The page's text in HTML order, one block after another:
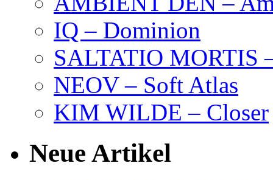
IQ – Dominion
SALTATIO MORTIS
NEOV – Soft Atlas
KIM WILDE – Closer
Neue Artikel